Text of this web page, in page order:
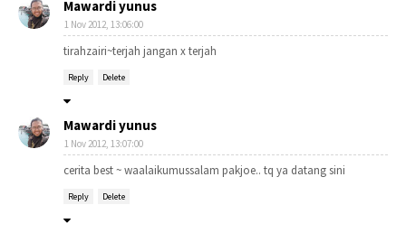
Mawardi yunus
1 Nov 2012, 13:06:00
tirahzairi~terjah jangan x terjah
Reply Delete
Mawardi yunus
1 Nov 2012, 13:07:00
cerita best ~ waalaikumussalam pakjoe.. tq ya datang sini
Reply Delete